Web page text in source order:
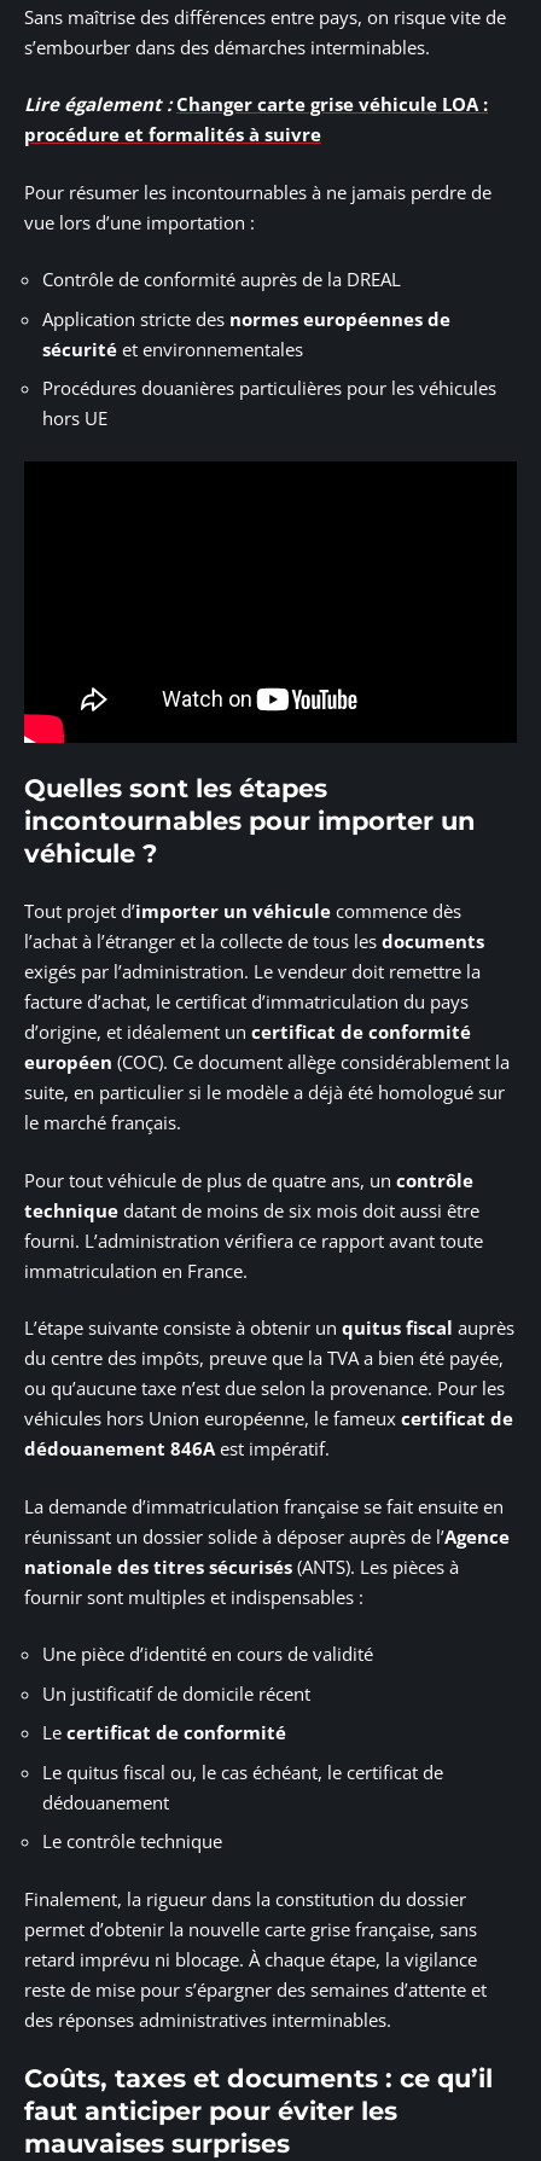
Sans maîtrise des différences entre pays, on risque vite de
s’embourber dans des démarches interminables.
Lire également : Changer carte grise véhicule LOA :
procédure et formalités à suivre
Pour résumer les incontournables à ne jamais perdre de
vue lors d’une importation :
Contrôle de conformité auprès de la DREAL
Application stricte des normes européennes de
sécurité et environnementales
Procédures douanières particulières pour les véhicules
hors UE
Quelles sont les étapes
incontournables pour importer un
véhicule ?
Tout projet d’importer un véhicule commence dès
l’achat à l’étranger et la collecte de tous les documents
exigés par l’administration. Le vendeur doit remettre la
facture d’achat, le certificat d’immatriculation du pays
d’origine, et idéalement un certificat de conformité
européen (COC). Ce document allège considérablement la
suite, en particulier si le modèle a déjà été homologué sur
le marché français.
Pour tout véhicule de plus de quatre ans, un contrôle
technique datant de moins de six mois doit aussi être
fourni. L’administration vérifiera ce rapport avant toute
immatriculation en France.
L’étape suivante consiste à obtenir un quitus fiscal auprès
du centre des impôts, preuve que la TVA a bien été payée,
ou qu’aucune taxe n’est due selon la provenance. Pour les
véhicules hors Union européenne, le fameux certificat de
dédouanement 846Aest impératif.
La demande d’immatriculation française se fait ensuite en
réunissant un dossier solide à déposer auprès de l’Agence
nationale des titres sécurisés (ANTS). Les pièces à
fournir sont multiples et indispensables :
Une pièce d’identité en cours de validité
Un justificatif de domicile récent
Le certificat de conformité
Le quitus fiscal ou, le cas échéant, le certificat de
dédouanement
Le contrôle technique
Finalement, la rigueur dans la constitution du dossier
permet d’obtenir la nouvelle carte grise française, sans
retard imprévu ni blocage. À chaque étape, la vigilance
reste de mise pour s’épargner des semaines d’attente et
des réponses administratives interminables.
Coûts, taxes et documents : ce qu’il
faut anticiper pour éviter les
mauvaises surprises